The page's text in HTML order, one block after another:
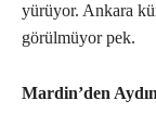
yürüyor. Ankara
görülmüyor pek.
Mardin’den